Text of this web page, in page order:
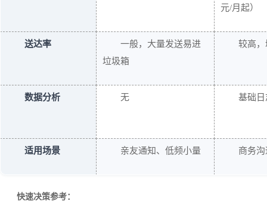
元/月起）
送达率
一般，大量发送易进
垃圾箱
较高
数据分析 无 基础日
适用场景 亲友通知、低频小量 商务
快速决策参考：